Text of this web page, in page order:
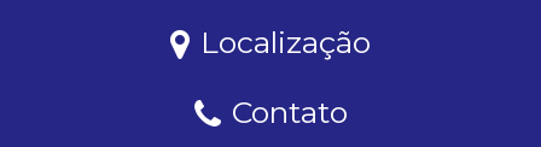
Localização
Contato